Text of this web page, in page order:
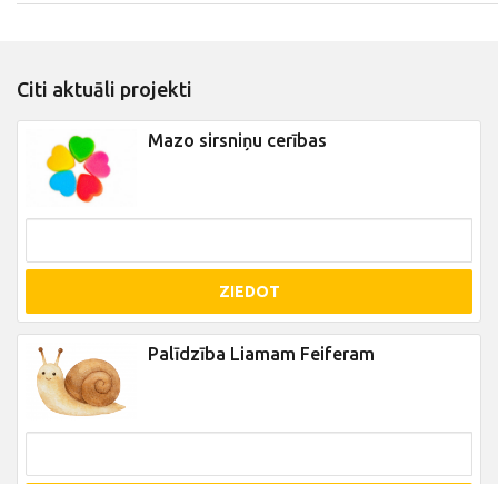
Citi aktuāli projekti
Mazo sirsniņu cerības
ZIEDOT
Palīdzība Liamam Feiferam